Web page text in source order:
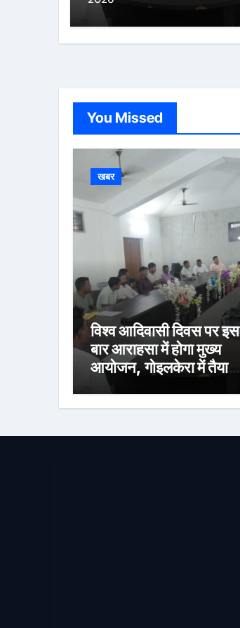
You Missed
खबर
विश्व आदिवासी दिवस पर इस
बार आराहसा में होगा मुख्य
आयोजन, गोइलकेरा में तैयारी
बैठक संपन्न